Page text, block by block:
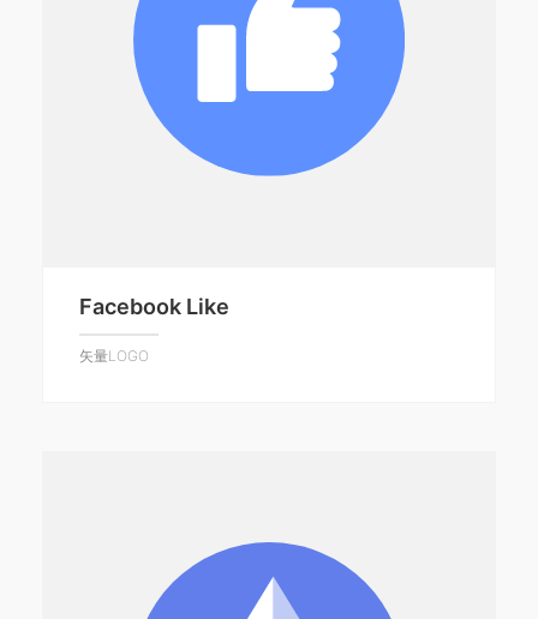
Facebook Like
矢量LOGO